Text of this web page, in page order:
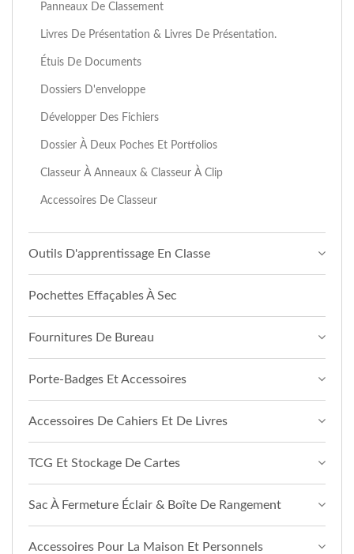
Panneaux De Classement
Livres De Présentation & Livres De Présentation.
Étuis De Documents
Dossiers D'enveloppe
Développer Des Fichiers
Dossier À Deux Poches Et Portfolios
Classeur À Anneaux & Classeur À Clip
Accessoires De Classeur
Outils D'apprentissage En Classe
Pochettes Effaçables À Sec
Fournitures De Bureau
Porte-Badges Et Accessoires
Accessoires De Cahiers Et De Livres
TCG Et Stockage De Cartes
Sac À Fermeture Éclair & Boîte De Rangement
Accessoires Pour La Maison Et Personnels